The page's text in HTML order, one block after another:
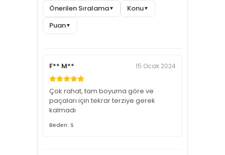
Önerilen Sıralama▼ Konu▼
Puan▼
F** M** 15 Ocak 2024
Çok rahat, tam boyuma göre ve
paçaları için tekrar terziye gerek
kalmadı
Beden: S